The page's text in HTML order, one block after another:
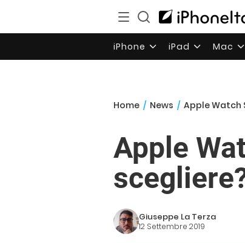
iPhone iPad Mac
Home / News / Apple Watch
Apple
Giuseppe La Terza
12 Settembre 2019